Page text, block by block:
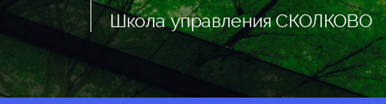
Школа управления СКОЛКОВО